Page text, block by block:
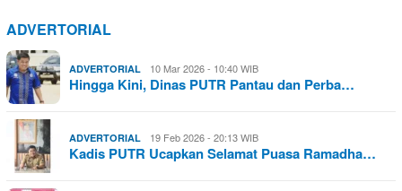
ADVERTORIAL
ADVERTORIAL 10 Mar 2026 - 10:40 WIB
Hingga Kini, Dinas PUTR Pantau dan Perba…
ADVERTORIAL 19 Feb 2026 - 20:13 WIB
Kadis PUTR Ucapkan Selamat Puasa Ramadha…